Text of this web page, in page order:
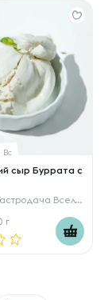
Вс
сыр Буррата с
Вселуг"
г